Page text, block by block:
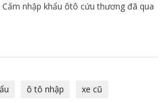
Cấm nhập khẩu ôtô cứu thương đã qua
ô tô nhập xe cũ